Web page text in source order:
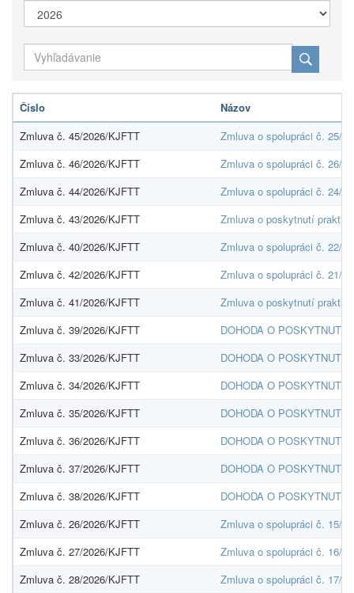
Číslo
Názov
Zmluva č. 45/2026/KJFTT
Zmluva o spolupráci č. 25/
Zmluva č. 46/2026/KJFTT
Zmluva o spolupráci č. 26/
Zmluva č. 44/2026/KJFTT
Zmluva o spolupráci č. 24/
Zmluva č. 43/2026/KJFTT
Zmluva o poskytnutí
Zmluva č. 40/2026/KJFTT
Zmluva o spolupráci č. 22/
Zmluva č. 42/2026/KJFTT
Zmluva o spolupráci č. 21/
Zmluva č. 41/2026/KJFTT
Zmluva o poskytnutí
Zmluva č. 39/2026/KJFTT
DOHODA O POSKYTNUTÍ
Zmluva č. 33/2026/KJFTT
DOHODA O POSKYTNUTÍ
Zmluva č. 34/2026/KJFTT
DOHODA O POSKYTNUTÍ
Zmluva č. 35/2026/KJFTT
DOHODA O POSKYTNUTÍ
Zmluva č. 36/2026/KJFTT
DOHODA O POSKYTNUTÍ
Zmluva č. 37/2026/KJFTT
DOHODA O POSKYTNUTÍ
Zmluva č. 38/2026/KJFTT
DOHODA O POSKYTNUTÍ
Zmluva č. 26/2026/KJFTT
Zmluva o spolupráci č. 15/
Zmluva č. 27/2026/KJFTT
Zmluva o spolupráci č. 16/
Zmluva č. 28/2026/KJFTT
Zmluva o spolupráci č. 17/